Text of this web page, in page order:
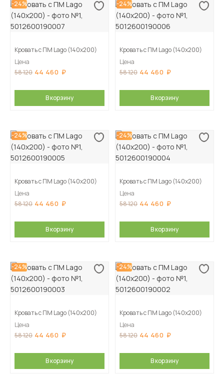
-24%
Кровать с ПМ Lago (140х200)
Цена
58 120 44 460
В корзину
-24%
Кровать с ПМ Lago (140х200)
Цена
58 120 44 460
В корзину
-24%
Кровать с ПМ Lago (140х200)
Цена
58 120 44 460
В корзину
-24%
Кровать с ПМ Lago (140х200)
Цена
58 120 44 460
В корзину
-24%
Кровать с ПМ Lago (140х200)
Цена
58 120 44 460
В корзину
-24%
Кровать с ПМ Lago (140х200)
Цена
58 120 44 460
В корзину